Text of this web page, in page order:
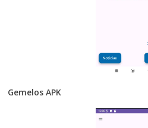
Gemelos APK